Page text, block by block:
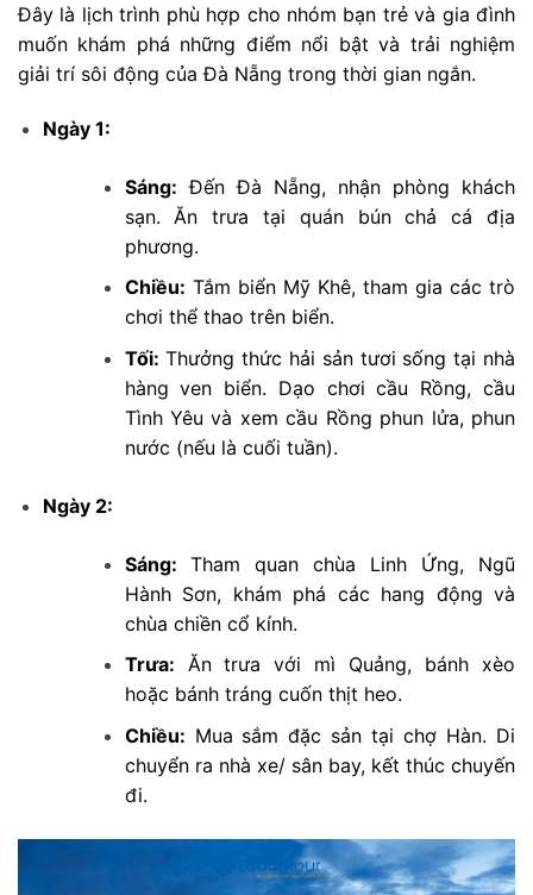
Đây là lịch trình phù hợp cho nhóm bạn trẻ và gia đình
muốn khám phá những điểm nổi bật và trải nghiệm
giải trí sôi động của Đà Nẵng trong thời gian ngắn.
Ngày 1:
Sáng: Đến Đà Nẵng, nhận phòng khách
sạn. Ăn trưa tại quán bún chả cá địa
phương.
Chiều: Tắm biển Mỹ Khê, tham gia các trò
chơi thể thao trên biển.
Tối: Thưởng thức hải sản tươi sống tại nhà
hàng ven biển. Dạo chơi cầu Rồng, cầu
Tình Yêu và xem cầu Rồng phun lửa, phun
nước (nếu là cuối tuần).
Ngày 2:
Sáng: Tham quan chùa Linh Ứng, Ngũ
Hành Sơn, khám phá các hang động và
chùa chiền cổ kính.
Trưa: Ăn trưa với mì Quảng, bánh xèo
hoặc bánh tráng cuốn thịt heo.
Chiều: Mua sắm đặc sản tại chợ Hàn. Di
chuyển ra nhà xe/ sân bay, kết thúc chuyến
đi.